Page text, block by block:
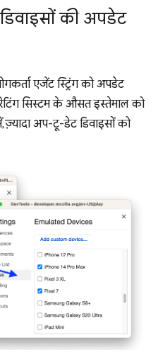
की अपडेट
एजेंट स्ट्रिंग को अपडेट
सिस्टम के औसत इस्तेमाल को
ज़्यादा अप-टू-डेट डिवाइसों को